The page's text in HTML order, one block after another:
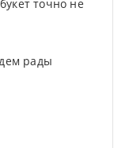
точно не
рады